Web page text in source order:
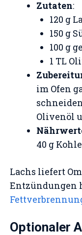
Zutaten:
120 g
150 g
100 g
1 TL
im Ofen
Olivenöl
40 g
Lachs liefert
Entzündungen
Optionaler